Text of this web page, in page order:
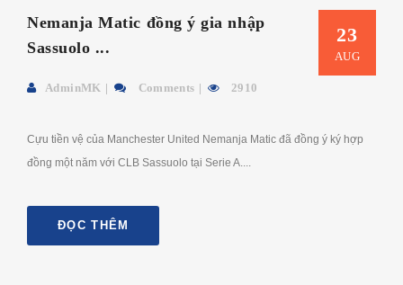
23
AUG
Nemanja Matic đồng ý gia nhập
Sassuolo ...
AdminMK Comments 2910
Cựu tiền vệ của Manchester United Nemanja Matic đã đồng ý ký hợp
đồng một năm với CLB Sassuolo tại Serie A....
ĐỌC THÊM